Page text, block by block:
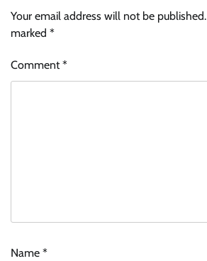
Your email address will not be published.
marked *
Comment*
Name *